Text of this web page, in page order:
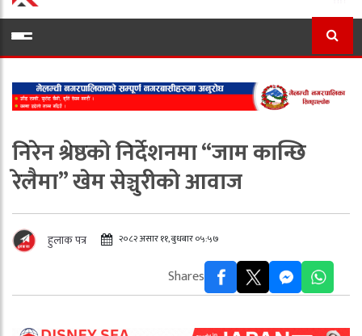
निरेन श्रेष्ठको निर्देशनमा “जाम कान्छि
रेलैमा” खेम सेञ्चुरीको आवाज
हुलाक पत्र २०८२ असार ११, बुधबार ०५:५७
Shares